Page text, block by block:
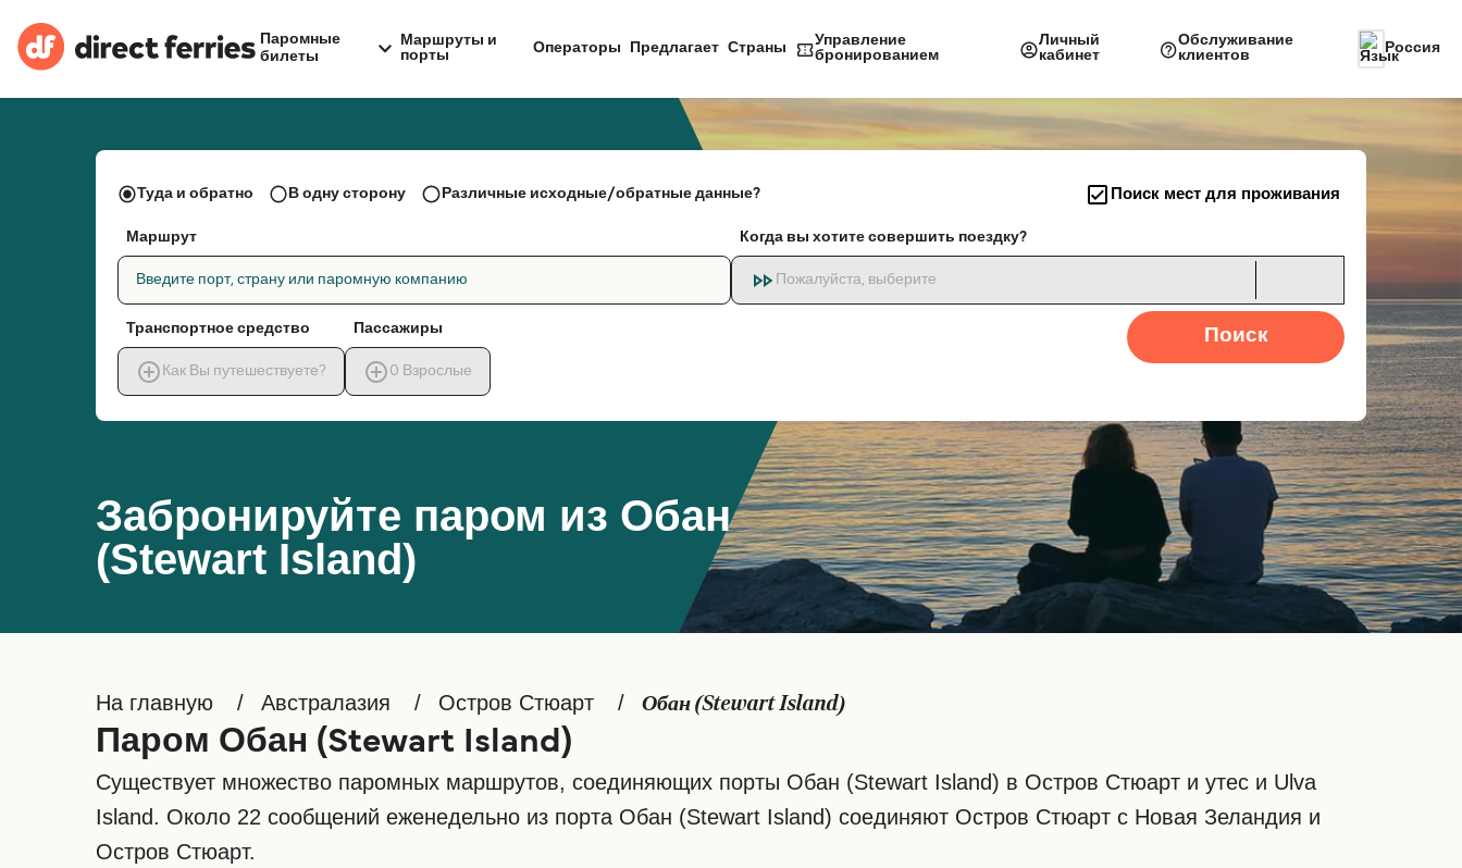
Паромные
билеты
Маршруты и
порты
Операторы Предлагает Страны
Управление
бронированием
Личный
кабинет
Обслуживание
клиентов
Россия
Забронируйте паром из Обан
(Stewart Island)
Туда и обратно В одну сторону Различные исходные/обратные данные? Поиск мест для проживания
Маршрут
Введите порт, страну или паромную компанию
Когда вы хотите совершить поездку?
Пожалуйста, выберите
Транспортное средство
Как Вы путешествуете?
Пассажиры
0 Взрослые
Поиск
На главную Австралазия Остров Стюарт Обан (Stewart Island)
Паром Обан (Stewart Island)
Существует множество паромных маршрутов, соединяющих порты Обан (Stewart Island) в Остров Стюарт и утес и Ulva
Island. Около 22 сообщений еженедельно из порта Обан (Stewart Island) соединяют Остров Стюарт с Новая Зеландия и
Остров Стюарт.